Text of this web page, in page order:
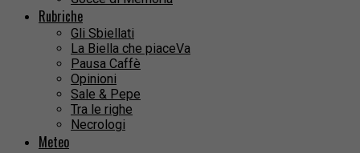
Rubriche
Gli Sbiellati
La Biella che piaceVa
Pausa Caffè
Opinioni
Sale & Pepe
Tra le righe
Necrologi
Meteo